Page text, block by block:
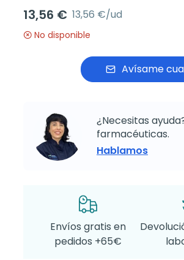
13,56 € 13,56 €/ud
No disponible
Avísame
¿Necesitas
farmacéuticas.
Hablamos
Envíos gratis en
pedidos +65€